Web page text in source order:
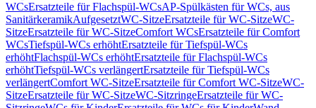
WCsErsatzteile für Flachspül-WCsAP-Spülkästen für WCs, aus
SanitärkeramikAufgesetztWC-SitzeErsatzteile für WC-SitzeWC-
SitzeErsatzteile für WC-SitzeComfort WCsErsatzteile für Comfort
WCsTiefspül-WCs erhöhtErsatzteile für Tiefspül-WCs
erhöhtFlachspül-WCs erhöhtErsatzteile für Flachspül-WCs
erhöhtTiefspül-WCs verlängertErsatzteile für Tiefspül-WCs
verlängertComfort WC-SitzeErsatzteile für Comfort WC-SitzeWC-
SitzeErsatzteile für WC-SitzeWC-SitzringeErsatzteile für WC-